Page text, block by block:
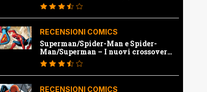
RECENSIONI COMICS
Superman/Spider-Man e Spider-
Man/Superman – I nuovi crossover
Marvel e Dc | Recensione
RECENSIONI COMICS